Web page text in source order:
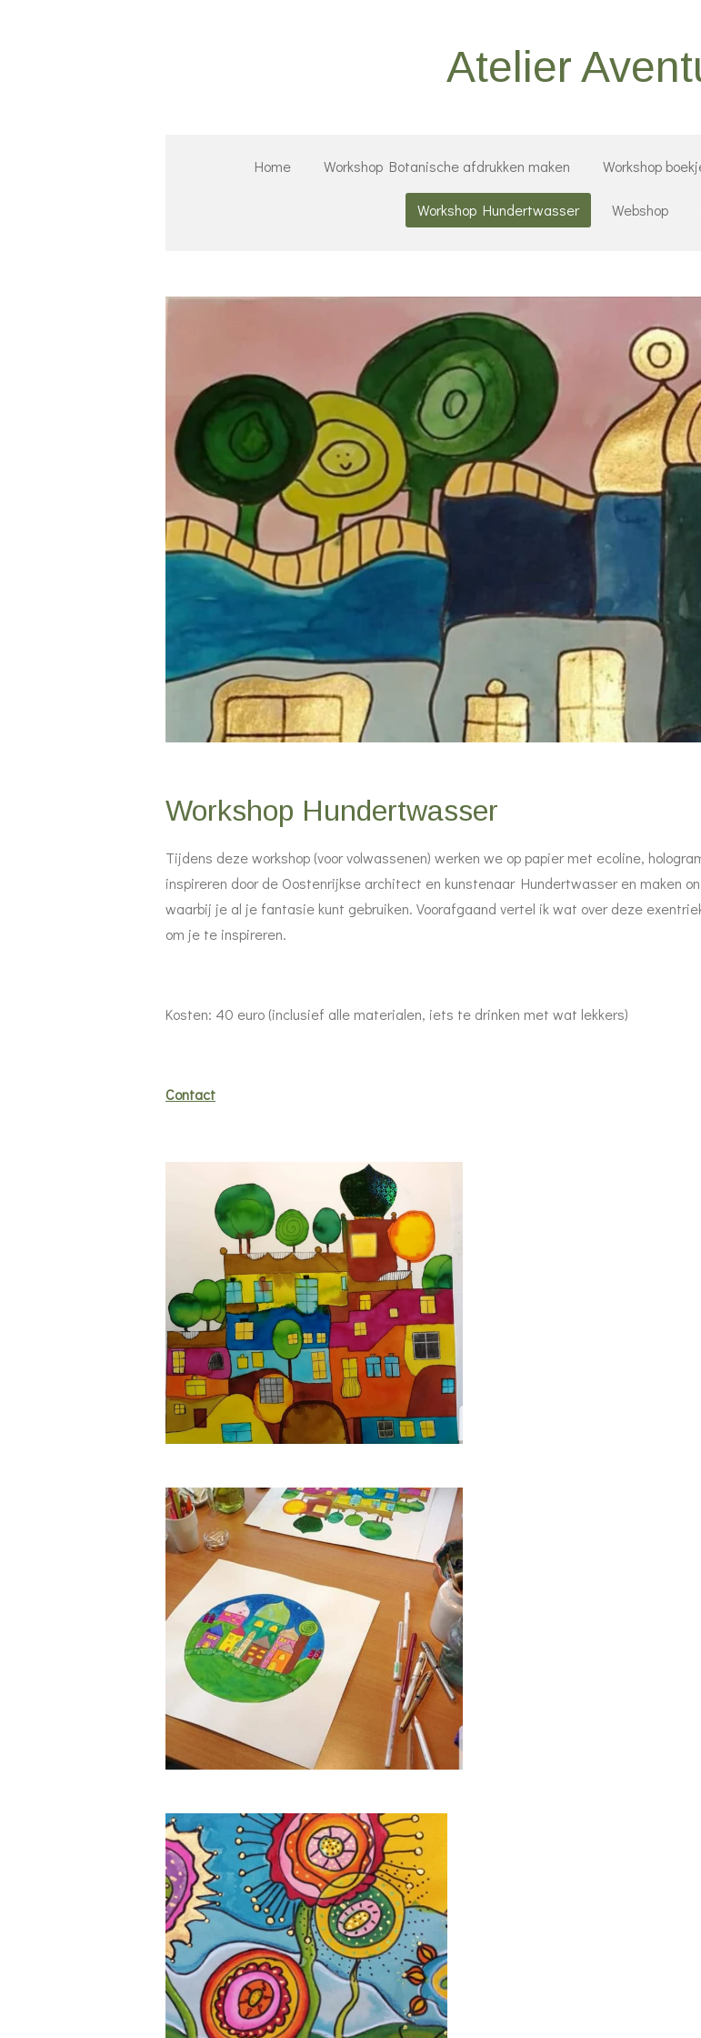
Atelier
Home Workshop Botanische afdrukken maken Workshop
Workshop Hundertwasser Webshop
Workshop Hundertwasser
Tijdens deze workshop (voor volwassenen) werken we op papier met ecoline,
inspireren door de Oostenrijkse architect en kunstenaar Hundertwasser en maken
waarbij je al je fantasie kunt gebruiken. Voorafgaand vertel ik wat over deze
om je te inspireren.
Kosten: 40 euro (inclusief alle materialen, iets te drinken met wat lekkers)
Contact